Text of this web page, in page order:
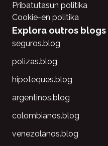
Pribatutasun politika
Cookie-en politika
Explora outros blogs
seguros.blog
polizas.blog
hipoteques.blog
argentinos.blog
colombianos.blog
venezolanos.blog